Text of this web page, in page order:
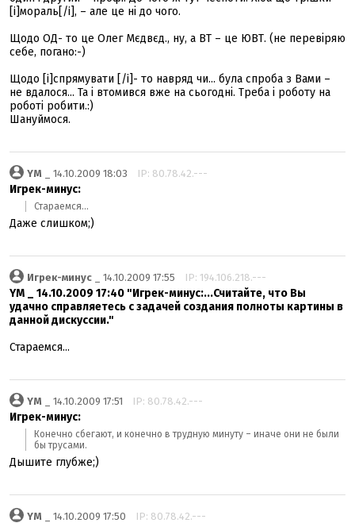
[i]мораль[/i], – але це ні до чого.
Щодо ОД- то це Олег Мєдвєд., ну, а ВТ – це ЮВТ. (не перевіряю
себе, погано:-)
Щодо [i]спрямувати [/i]- то навряд чи... була спроба з Вами –
не вдалося... Та і втомився вже на сьогодні. Треба і роботу на
роботі робити.:)
Шануймося.
YM _ 14.10.2009 18:03 IP: 80.78.42.---
Игрек-минус:
Стараемся...
Даже слишком;)
Игрек-минус _ 14.10.2009 17:55 IP: 194.106.218.---
YM _ 14.10.2009 17:40 "Игрек-минус:...Считайте, что Вы
удачно справляетесь с задачей создания полноты картины в
данной дискуссии."
Стараемся...
YM _ 14.10.2009 17:51 IP: 80.78.42.---
Игрек-минус:
Конечно сбегают, и конечно в трудную минуту – иначе они не были
бы трусами.
Дышите глубже;)
YM _ 14.10.2009 17:50 IP: 80.78.42.---